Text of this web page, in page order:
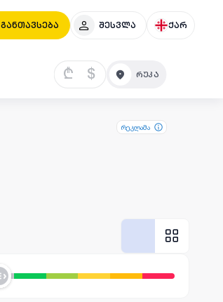
განთავსება შესვლა ქარ
₾ $
რეკლამა